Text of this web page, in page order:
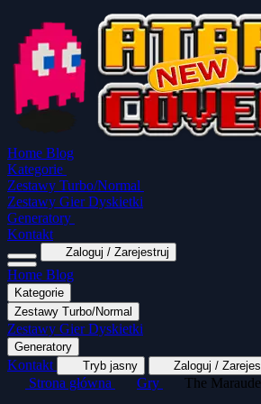
Home Blog
Kategorie
Zestawy Turbo/Normal
Zestawy Gier Dyskietki
Generatory
Kontakt
Zaloguj / Zarejestruj
Home Blog
Kategorie
Wszystkie kategorie Gry
Zestawy Turbo/Normal
MapaSoft Turbo ROM SparkTurbo 2000
Zestawy Gier Dyskietki
Generatory
Kontakt Tryb jasny Zaloguj /
Strona główna Gry The